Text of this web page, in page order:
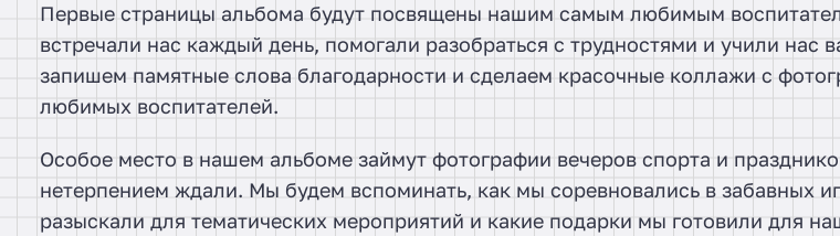
Первые страницы альбома будут посвящены нашим самым любимым
встречали нас каждый день, помогали разобраться с трудностями и учили
запишем памятные слова благодарности и сделаем красочные коллажи с
любимых воспитателей.
Особое место в нашем альбоме займут фотографии вечеров спорта и
нетерпением ждали. Мы будем вспоминать, как мы соревновались в забавных
разыскали для тематических мероприятий и какие подарки мы готовили для